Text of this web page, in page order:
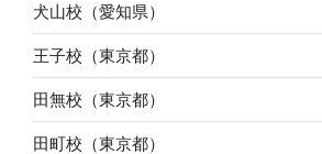
犬山校（愛知県）
王子校（東京都）
田無校（東京都）
田町校（東京都）